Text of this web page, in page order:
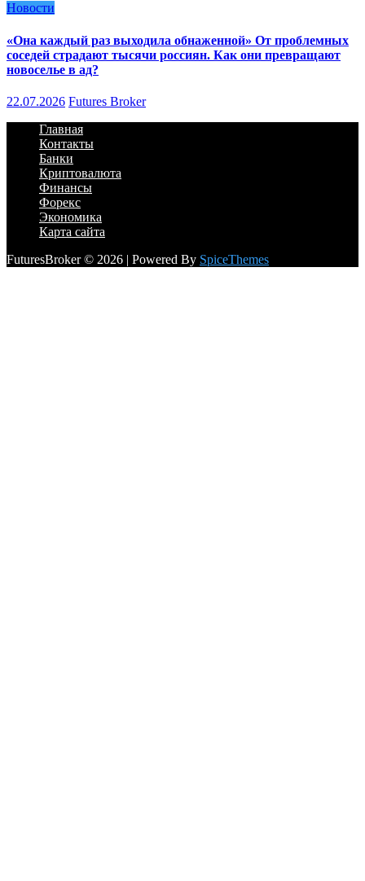
Новости
«Она каждый раз выходила обнаженной» От проблемных
соседей страдают тысячи россиян. Как они превращают
новоселье в ад?
22.07.2026 Futures Broker
Главная
Контакты
Банки
Криптовалюта
Финансы
Форекс
Экономика
Карта сайта
FuturesBroker © 2026 | Powered By SpiceThemes